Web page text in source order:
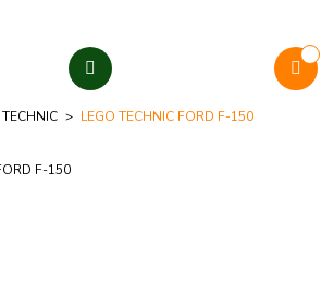
TECHNIC LEGO TECHNIC FORD F-150